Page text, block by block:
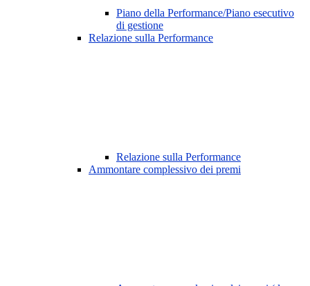
Piano della Performance/Piano esecutivo
di gestione
Relazione sulla Performance
Relazione sulla Performance
Ammontare complessivo dei premi